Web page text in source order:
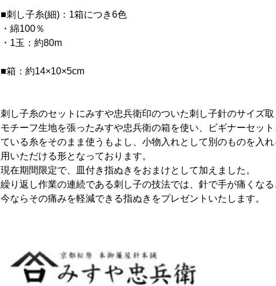
■刺し子糸(細)：1箱につき6色
・綿100％
・1玉：約80m
■箱：約14×10×5cm
刺し子糸のセットにみすや忠兵衛印のついた刺し子針のサイズ
モチーフ生地を張ったみすや忠兵衛の箱を使い、ビギナーセッ
ている糸をそのまま使うもよし、小物入れとして別のものを入
用いただける形となっております。
現在期間限定で、皿付き指ぬきをおまけとして加えました。
繰り返し作業の連続である刺し子の技法では、針で手が痛くな
今ならその痛みを軽減できる指ぬきをプレゼントいたします。